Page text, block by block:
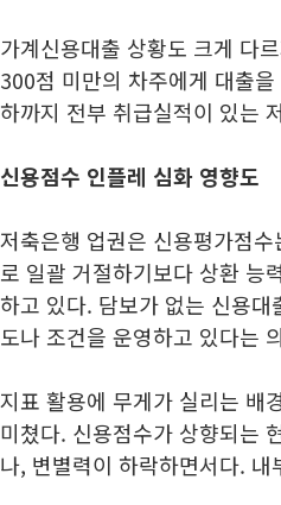
가계신용대출 상황도 크게 다
300점 미만의 차주에게 대출
하까지 전부 취급실적이 있는
신용점수 인플레 심화 영향도
저축은행 업권은 신용평가점
로 일괄 거절하기보다 상환 능
하고 있다. 담보가 없는 신용
도나 조건을 운영하고 있다는
지표 활용에 무게가 실리는 배
미쳤다. 신용점수가 상향되는
나, 변별력이 하락하면서다.